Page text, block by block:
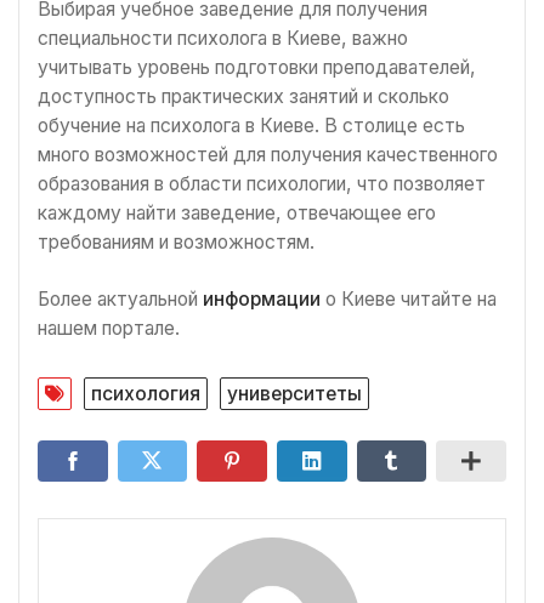
Выбирая учебное заведение для получения
специальности психолога в Киеве, важно
учитывать уровень подготовки преподавателей,
доступность практических занятий и сколько
обучение на психолога в Киеве. В столице есть
много возможностей для получения качественного
образования в области психологии, что позволяет
каждому найти заведение, отвечающее его
требованиям и возможностям.
Более актуальной информации о Киеве читайте на
нашем портале.
психология университеты